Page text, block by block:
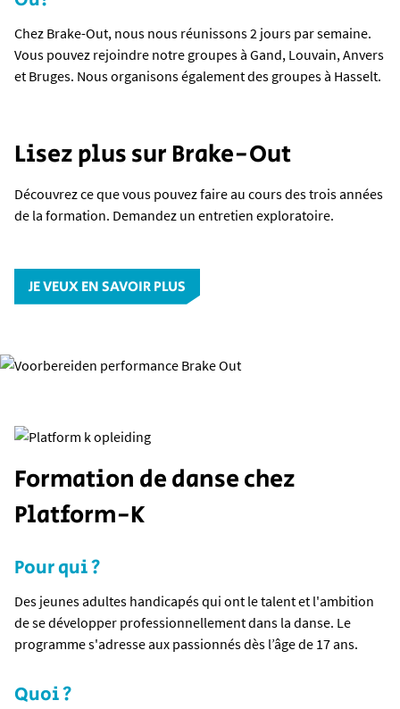
Chez Brake-Out, nous nous réunissons 2 jours par semaine.
Vous pouvez rejoindre notre groupes à Gand, Louvain, Anvers
et Bruges. Nous organisons également des groupes à Hasselt.
Lisez plus sur Brake-Out
Découvrez ce que vous pouvez faire au cours des trois années
de la formation. Demandez un entretien exploratoire.
JE VEUX EN SAVOIR PLUS
Formation de danse chez
Platform-K
Pour qui ?
Des jeunes adultes handicapés qui ont le talent et l'ambition
de se développer professionnellement dans la danse. Le
programme s'adresse aux passionnés dès l’âge de 17 ans.
Quoi ?